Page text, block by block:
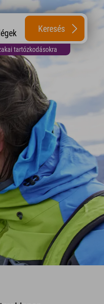
tartózkodásokra
Keresés